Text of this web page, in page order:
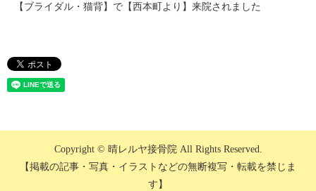
【ブライダル・猫背】で【西本町より】来院されました
Copyright © 晴レルヤ接骨院 All Rights Reserved.
【掲載の記事・写真・イラストなどの無断複写・転載を禁じま
す】